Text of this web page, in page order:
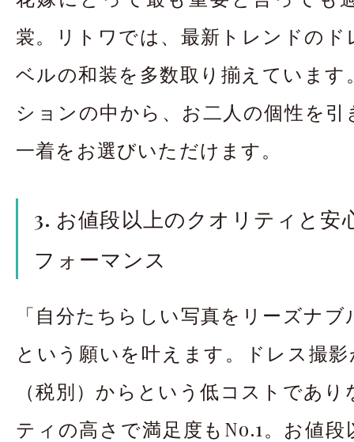
裳。リトワでは、最新トレンドのド
ベルの和装を多数取り揃えています
ションの中から、お二人の個性を引
一着をお選びいただけます。
3. お値段以上のクオリティと安
フォーマンス
「自分たちらしい写真をリーズナ
という願いを叶えます。ドレス撮影
（税別）からという低コストであ
ティの高さで満足度もNo.1。お値